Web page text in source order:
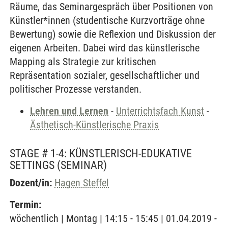
Räume, das Seminargespräch über Positionen von
Künstler*innen (studentische Kurzvorträge ohne
Bewertung) sowie die Reflexion und Diskussion der
eigenen Arbeiten. Dabei wird das künstlerische
Mapping als Strategie zur kritischen
Repräsentation sozialer, gesellschaftlicher und
politischer Prozesse verstanden.
Lehren und Lernen - Unterrichtsfach Kunst -
Ästhetisch-Künstlerische Praxis
STAGE # 1-4: KÜNSTLERISCH-EDUKATIVE
SETTINGS (SEMINAR)
Dozent/in: Hagen Steffel
Termin:
wöchentlich | Montag | 14:15 - 15:45 | 01.04.2019 -